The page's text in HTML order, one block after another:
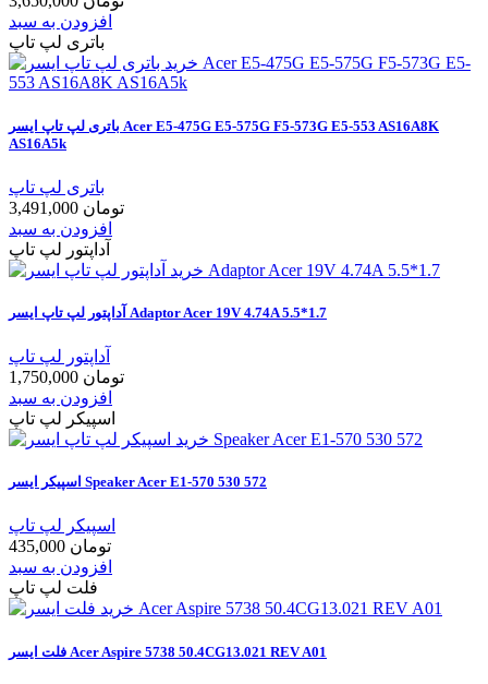
افزودن به سبد
باتری لپ تاپ
باتری لپ تاپ ایسر Acer E5-475G E5-575G F5-573G E5-553 AS16A8K
AS16A5k
باتری لپ تاپ
3,491,000 تومان
افزودن به سبد
آداپتور لپ تاپ
آداپتور لپ تاپ ایسر Adaptor Acer 19V 4.74A 5.5*1.7
آداپتور لپ تاپ
1,750,000 تومان
افزودن به سبد
اسپیکر لپ تاپ
اسپیکر ایسر Speaker Acer E1-570 530 572
اسپیکر لپ تاپ
435,000 تومان
افزودن به سبد
فلت لپ تاپ
فلت ایسر Acer Aspire 5738 50.4CG13.021 REV A01